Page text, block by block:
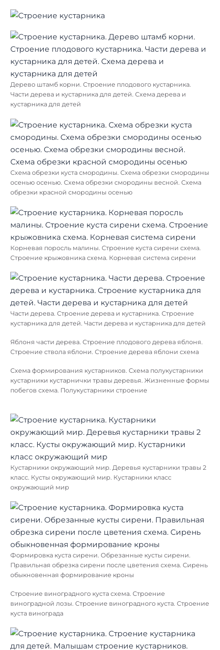
Дерево штамб корни. Строение плодового кустарника.
Части дерева и кустарника для детей. Схема дерева и
кустарника для детей
Схема обрезки куста смородины. Схема обрезки смородины
осенью осенью. Схема обрезки смородины весной. Схема
обрезки красной смородины осенью
Корневая поросль малины. Строение куста сирени схема.
Строение крыжовника схема. Корневая система сирени
Части дерева. Строение дерева и кустарника. Строение
кустарника для детей. Части дерева и кустарника для детей
Яблоня части дерева. Строение плодового дерева яблоня.
Строение ствола яблони. Строение дерева яблони схема
Схема формирования кустарников. Схема полукустарники
кустарники кустарнички травы деревья. Жизненные формы
побегов схема. Полукустарники строение
Кустарники окружающий мир. Деревья кустарники травы 2
окружающий мир